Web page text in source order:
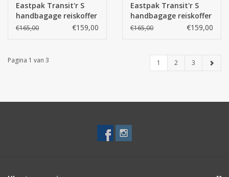
Eastpak Transit'r S
handbagage reiskoffer
- Spark Black
€165,00 €159,00
Eastpak Transit'r S
handbagage reiskoffer
- Flame Dark
€165,00 €159,00
Pagina 1 van 3 1 2 3